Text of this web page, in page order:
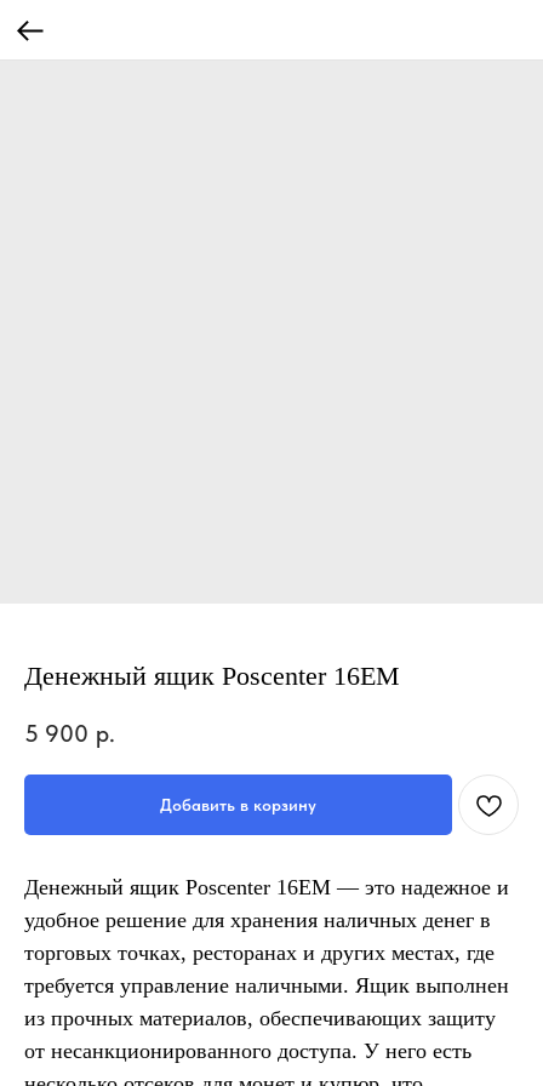
Денежный ящик Poscenter 16EM
5 900 р.
Добавить в корзину
Денежный ящик Poscenter 16EM — это надежное и
удобное решение для хранения наличных денег в
торговых точках, ресторанах и других местах, где
требуется управление наличными. Ящик выполнен
из прочных материалов, обеспечивающих защиту
от несанкционированного доступа. У него есть